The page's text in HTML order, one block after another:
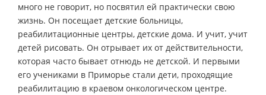
много не говорит, но посвятил ей практически свою
жизнь. Он посещает детские больницы,
реабилитационные центры, детские дома. И учит, учит
детей рисовать. Он отрывает их от действительности,
которая часто бывает отнюдь не детской. И первыми
его учениками в Приморье стали дети, проходящие
реабилитацию в краевом онкологическом центре.